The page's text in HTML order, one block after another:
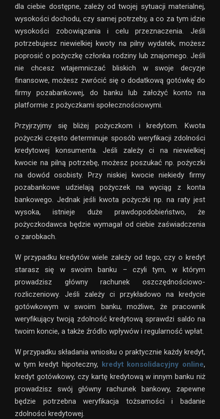
dla ciebie dostępne, zależy od twojej sytuacji materialnej,
wysokości dochodu, czy samej potrzeby, a co za tym idzie
wysokości zobowiązania i celu przeznaczenia. Jeśli
potrzebujesz niewielkiej kwoty na pilny wydatek, możesz
poprosić o pożyczkę członka rodziny lub znajomego. Jeśli
nie chcesz wtajemniczać bliskich w swoje decyzje
finansowe, możesz zwrócić się o dodatkową gotówkę do
firmy pozabankowej, do banku lub założyć konto na
platformie z pożyczkami społecznościowymi.
Przyjrzyjmy się bliżej pożyczkom i kredytom. Kwota
pożyczki często determinuje sposób weryfikacji zdolności
kredytowej konsumenta. Jeśli zależy ci na niewielkiej
kwocie na pilną potrzebę, możesz poszukać np. pożyczki
na dowód osobisty. Przy niskiej kwocie niekiedy firmy
pozabankowe udzielają pożyczek na wyciąg z konta
bankowego. Jednak jeśli kwota pożyczki np. na raty jest
wysoka, istnieje duże prawdopodobieństwo, że
pożyczkodawca będzie wymagał od ciebie zaświadczenia
o zarobkach.
W przypadku kredytów wiele zależy od tego, czy o kredyt
starasz się w swoim banku – czyli tym, w którym
prowadzisz główny rachunek oszczędnościowo-
rozliczeniowy. Jeśli zależy ci przykładowo na kredycie
gotówkowym w swoim banku, możliwe, że pracownik
weryfikujący twoją zdolność kredytową sprawdzi saldo na
twoim koncie, a także źródło wpływów i regularność wpłat.
W przypadku składania wniosku o praktycznie każdy kredyt,
w tym kredyt hipoteczny, kredyt konsolidacyjny online,
kredyt gotówkowy, czy kartę kredytową w innym banku niż
prowadzisz swój główny rachunek bankowy, zapewne
będzie potrzebna weryfikacja tożsamości i badanie
zdolności kredytowej.